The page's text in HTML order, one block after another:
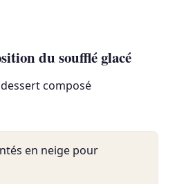
du soufflé glacé
composé
en neige pour